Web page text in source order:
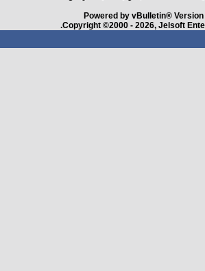
Powered by vBulletin® Version
Copyright ©2000 - 2026, Jelsoft